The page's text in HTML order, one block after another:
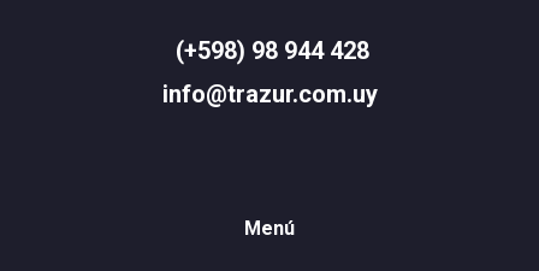
(+598) 98 944 428
info@trazur.com.uy
Menú